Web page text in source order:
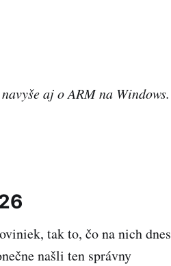
aj o ARM na Windows.
tak to, čo na nich dnes
našli ten správny